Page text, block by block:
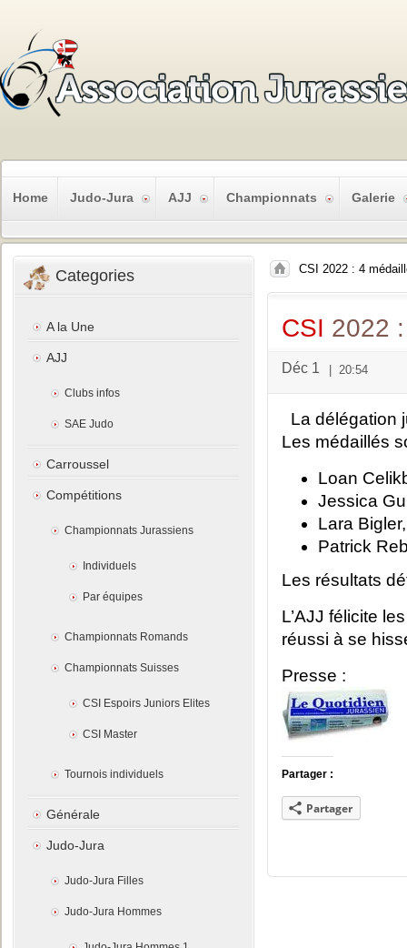
Home Judo-Jura AJJ Championnats Galerie
CSI 2022 : 4
CSI 2022
Déc 1 20:54
La délégation
Les médaillés
Loan
Jessica
Lara
Patrick
Les résultats
L’AJJ félicite
réussi à se
Presse :
Partager :
Partager
Categories
A la Une
AJJ
Clubs infos
SAE Judo
Carroussel
Compétitions
Championnats Jurassiens
Individuels
Par équipes
Championnats Romands
Championnats Suisses
CSI Espoirs Juniors Elites
CSI Master
Tournois individuels
Générale
Judo-Jura
Judo-Jura Filles
Judo-Jura Hommes